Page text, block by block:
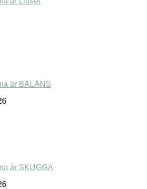
är BALANS
är SKUGGA